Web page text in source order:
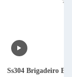
Ss304 Brigadeiro